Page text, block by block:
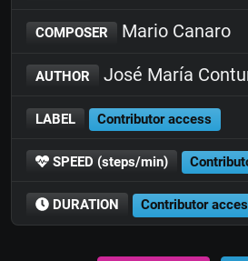
COMPOSER Mario Canaro
AUTHOR José María
LABEL Contributor access
SPEED (steps/min)
DURATION Contributor